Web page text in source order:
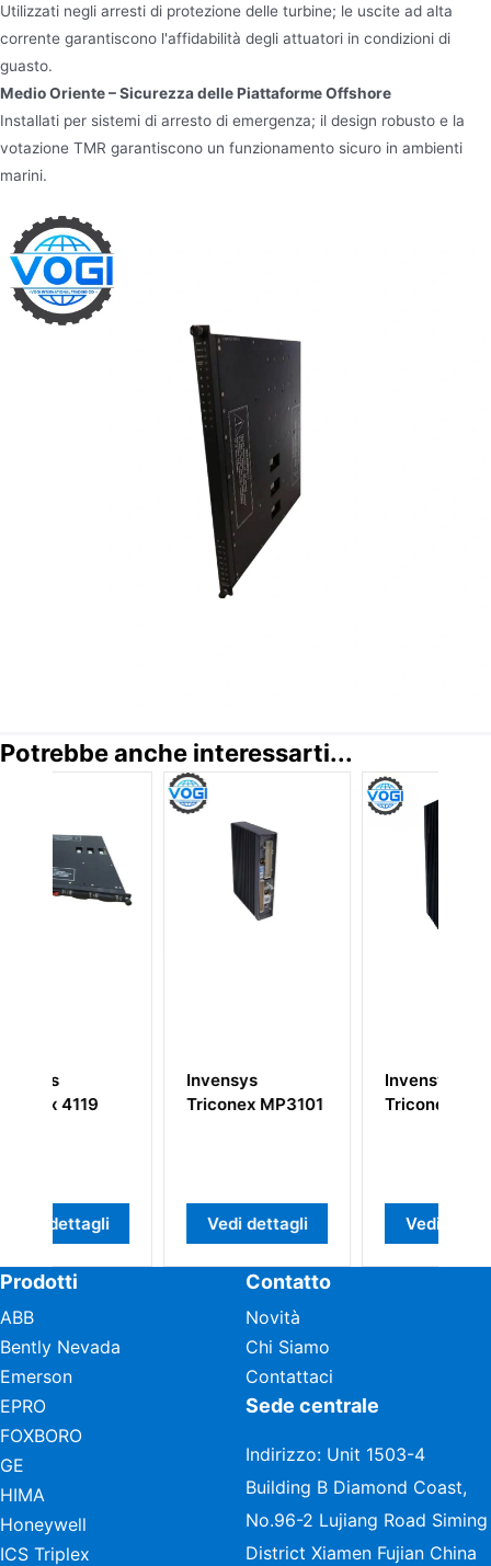
Utilizzati negli arresti di protezione delle turbine; le uscite ad alta
corrente garantiscono l'affidabilità degli attuatori in condizioni di
guasto.
Medio Oriente – Sicurezza delle Piattaforme Offshore
Installati per sistemi di arresto di emergenza; il design robusto e la
votazione TMR garantiscono un funzionamento sicuro in ambienti
marini.
Potrebbe anche interessarti...
MP3101
Invensys
Triconex DO3401
Vedi dettagli
Invensys
Triconex 3504E
Vedi dettagli
Prodotti
ABB
Bently Nevada
Emerson
EPRO
FOXBORO
GE
HIMA
Honeywell
ICS Triplex
Contatto
Novità
Chi Siamo
Contattaci
Sede centrale
Indirizzo: Unit 1503-4
Building B Diamond Coast,
No.96-2 Lujiang Road Siming
District Xiamen Fujian China